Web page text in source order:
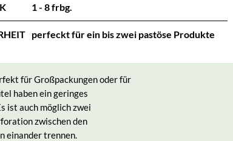
1 - 8 frbg.
perfeckt für ein bis zwei pastöse Produkte
für Großpackungen oder für
haben ein geringes
ist auch möglich zwei
zwischen den
einander trennen.